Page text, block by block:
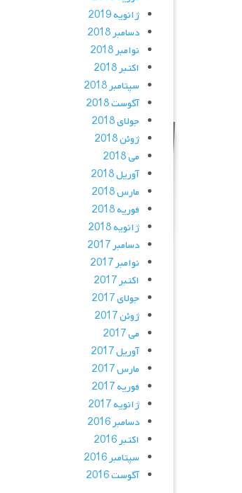
ژانویه 2019
دسامبر 2018
نوامبر 2018
اکتبر 2018
سپتامبر 2018
آگوست 2018
جولای 2018
ژوئن 2018
می 2018
آوریل 2018
مارس 2018
فوریه 2018
ژانویه 2018
دسامبر 2017
نوامبر 2017
اکتبر 2017
جولای 2017
ژوئن 2017
می 2017
آوریل 2017
مارس 2017
فوریه 2017
ژانویه 2017
دسامبر 2016
اکتبر 2016
سپتامبر 2016
آگوست 2016